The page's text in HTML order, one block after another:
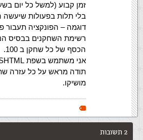
זמן קבוע (למשל כל יום
בלי תלות בפעולות
דוגמה – הפונקציה תעבור
רשימת השחקנים בבסיס
הכסף של כל שחקן ב 100.
אני משתמש בשפת CSHTML.
תודה מראש על כל עזרה
מושיקו.
2 תשובות